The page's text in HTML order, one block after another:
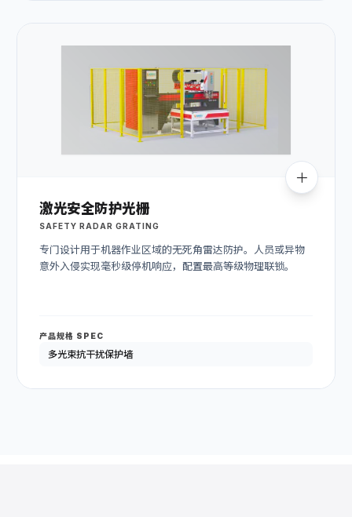
激光安全防护光栅
SAFETY RADAR GRATING
专门设计用于机器作业区域的无死角雷达防护。人员或异物
意外入侵实现毫秒级停机响应，配置最高等级物理联锁。
产品规格 SPEC
多光束抗干扰保护墙